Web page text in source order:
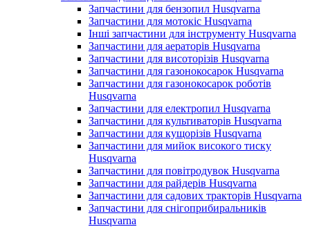
Запчастини для бензопил Husqvarna
Запчастини для мотокіс Husqvarna
Інші запчастини для інструменту Husqvarna
Запчастини для аераторів Husqvarna
Запчастини для висоторізів Husqvarna
Запчастини для газонокосарок Husqvarna
Запчастини для газонокосарок роботів
Husqvarna
Запчастини для електропил Husqvarna
Запчастини для культиваторів Husqvarna
Запчастини для кущорізів Husqvarna
Запчастини для мийок високого тиску
Husqvarna
Запчастини для повітродувок Husqvarna
Запчастини для райдерів Husqvarna
Запчастини для садових тракторів Husqvarna
Запчастини для снігоприбиральників
Husqvarna